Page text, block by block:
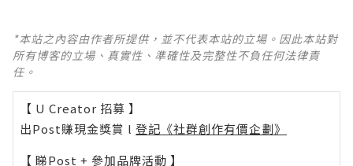
*本站之內容由作者所提供，並不代表本站的立場。因此本站對
所有博客的立場、真實性、準確性及完整性不負任何法律責
任。
【 U Creator 招募 】
出Post賺現金獎賞 l 登記《社群創作有價企劃》
【 睇Post + 參加品牌活動 】